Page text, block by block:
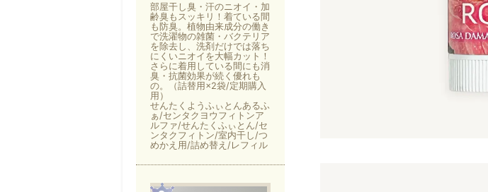
部屋干し臭・汗のニオイ・加
齢臭もスッキリ！着ている間
も防臭。植物由来成分の働き
で洗濯物の雑菌・バクテリア
を除去し、洗剤だけでは落ち
にくいニオイを大幅カット！
さらに着用している間にも消
臭・抗菌効果が続く優れも
の。（詰替用×2袋/定期購入
用）
せんたくようふぃとんあるふ
ぁ/センタクヨウフィトンア
ルファ/せんたくふぃとん/セ
ンタクフィトン/室内干し/つ
めかえ用/詰め替え/レフィル